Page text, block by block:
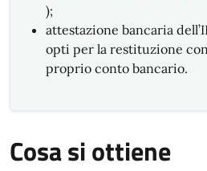
);
attestazione bancaria
opti per la restituzione
proprio conto bancario.
Cosa si ottiene